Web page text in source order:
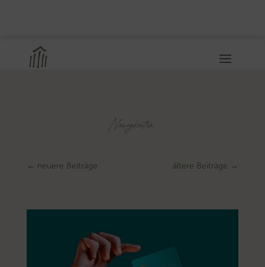
Neuigkeiten
← neuere Beiträge ältere Beiträge →